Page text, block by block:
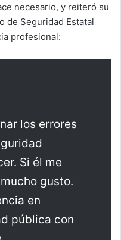
necesario, y reiteró su
de Seguridad Estatal
profesional:
los errores
Si él me
gusto.
en
pública con